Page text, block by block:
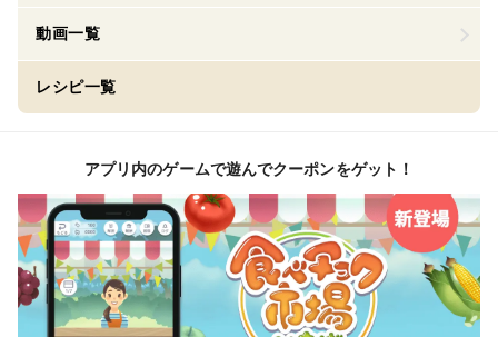
動画一覧
レシピ一覧
アプリ内のゲームで遊んでクーポンをゲット！